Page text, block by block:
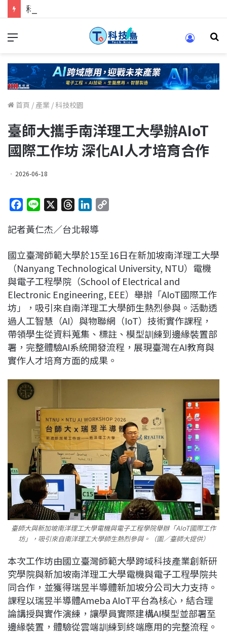
科技人找工作，就到TECH+ 科技專區!
首頁 / 產業 /科技校園
臺師大攜手南洋理工大學辦AIoT
國際工作坊 深化AI人才培育合作
2026-06-18
c
b
o
o
k
n
r
a
d
s
n
e
d
I
n
L
i
n
k
記者黃仁杰／台北報導
國立臺灣師範大學於15至16日在新加坡南洋理工大學
（Nanyang Technological University, NTU）電機
與電子工程學院（School of Electrical and
Electronic Engineering, EEE）舉辦「AIoT國際工作
坊」，吸引來自南洋理工大學師生熱烈參與。活動透
過人工智慧（AI）與物聯網（IoT）技術實作課程，
帶領學生從資料蒐集、標註、模型訓練到邊緣裝置部
署，完整體驗AI系統開發流程，展現臺灣在AI教育與
實作人才培育方面的成果。
臺師大與新加坡南洋理工大學電機與電子工程學院舉辦「AIoT國際工作
坊」，吸引來自南洋理工大學師生熱烈參與。（圖／臺師大提供）
本次工作坊由國立臺灣師範大學跨域科技產業創新研
究學院與新加坡南洋理工大學電機與電子工程學院共
同合作，並獲得瑞昱半導體新加坡分公司大力支持。
課程以瑞昱半導體Ameba AIoT平台為核心，結合理
論講授與實作演練，讓學員實際建構AI模型並部署至
邊緣裝置，體驗從雲端訓練到終端應用的完整流程。